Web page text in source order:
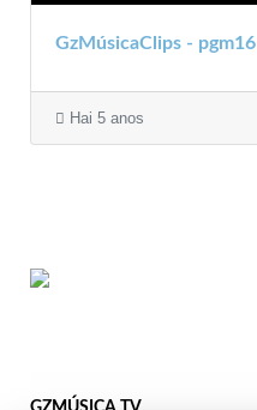
GzMúsicaClips - pgm16
Hai 5 anos